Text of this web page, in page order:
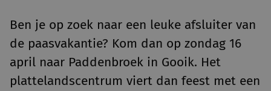
Ben je op zoek naar een leuke afsluiter van
de paasvakantie? Kom dan op zondag 16
april naar Paddenbroek in Gooik. Het
plattelandscentrum viert dan feest met een